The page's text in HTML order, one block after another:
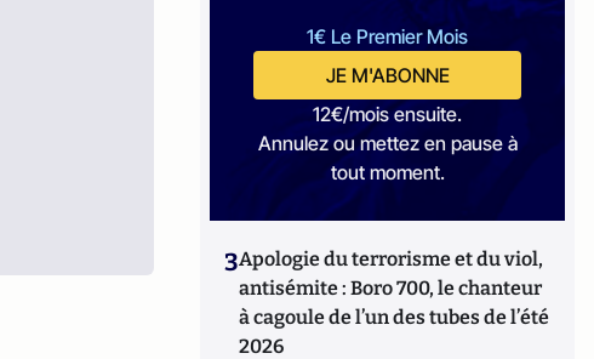
1€ Le Premier Mois
JE M'ABONNE
12€/mois ensuite.
Annulez ou mettez en pause à
tout moment.
3Apologie du terrorisme et du viol,
antisémite : Boro 700, le chanteur
à cagoule de l’un des tubes de l’été
2026